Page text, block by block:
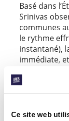
Ce site web
Basé dans
Srinivas
communes
le rythme
instantané),
immédiate,
« Le potentiel
étudiants